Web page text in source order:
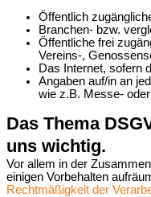
Öffentlich
Branchen‐ bzw.
Öffentliche frei
Vereins-,
Das Internet, sofern
Angaben auf/in an
wie z.B. Messe-
Das Thema
uns wichtig.
Vor allem in der
einigen Vorbehalten
Rechtmäßigkeit der